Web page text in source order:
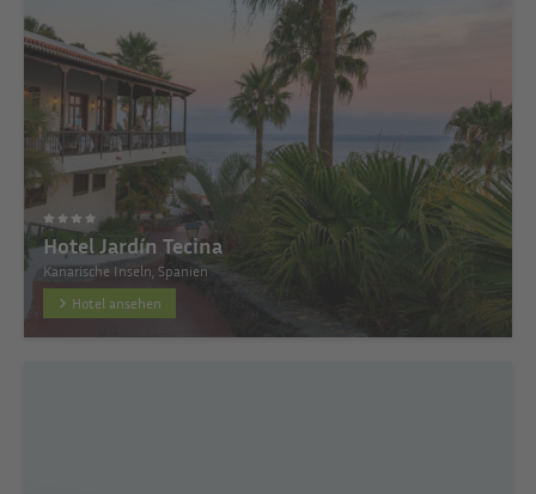
Hotel Jardín Tecina
Kanarische Inseln, Spanien
Hotel ansehen